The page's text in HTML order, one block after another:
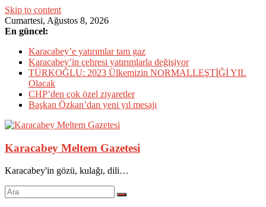
Skip to content
Cumartesi, Ağustos 8, 2026
En güncel:
Karacabey’e yatırımlar tam gaz
Karacabey’in çehresi yatırımlarla değişiyor
TÜRKOĞLU: 2023 Ülkemizin NORMALLEŞTİĞİ YIL
Olacak
CHP’den çok özel ziyaretler
Başkan Özkan’dan yeni yıl mesajı
Karacabey Meltem Gazetesi
Karacabey'in gözü, kulağı, dili…